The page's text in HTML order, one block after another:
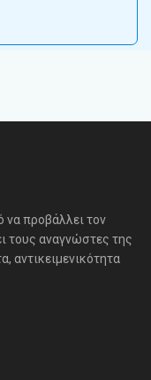
να προβάλλει τον
τους αναγνώστες της
αντικειμενικότητα